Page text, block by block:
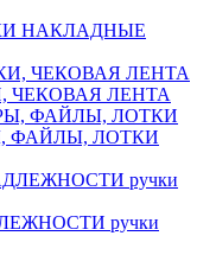
НАКЛАДНЫЕ
ЧЕКОВАЯ ЛЕНТА
ФАЙЛЫ, ЛОТКИ
ручки